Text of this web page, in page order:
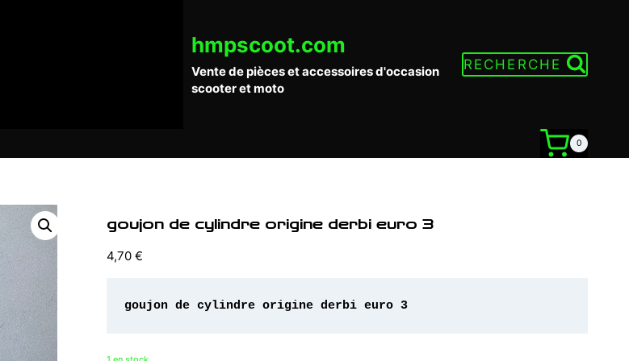
hmpscoot.com
Vente de pièces et accessoires d'occasion
scooter et moto
RECHERCHE
0
goujon de cylindre origine derbi euro 3
4,70 €
goujon de cylindre origine derbi euro 3